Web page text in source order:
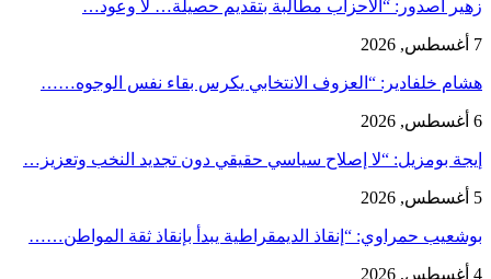
زهير أصدور: “الأحزاب مطالبة بتقديم حصيلة… لا وعود…
7 أغسطس, 2026
هشام خلفادير: “العزوف الانتخابي يكرس بقاء نفس الوجوه……
6 أغسطس, 2026
إيجة بومزيل: “لا إصلاح سياسي حقيقي دون تجديد النخب وتعزيز…
5 أغسطس, 2026
بوشعيب حمراوي: “إنقاذ الديمقراطية يبدأ بإنقاذ ثقة المواطن……
4 أغسطس, 2026